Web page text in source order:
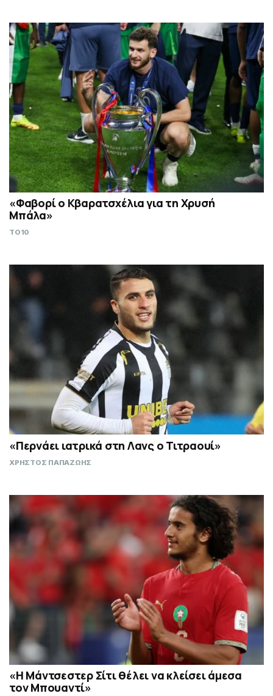
«Φαβορί ο Κβαρατσχέλια για τη Χρυσή
Μπάλα»
TO10
«Περνάει ιατρικά στη Λανς ο Τιτραουί»
ΧΡΗΣΤΟΣ ΠΑΠΑΖΩΗΣ
«H Μάντσεστερ Σίτι θέλει να κλείσει άμεσα
τον Μπουαντί»